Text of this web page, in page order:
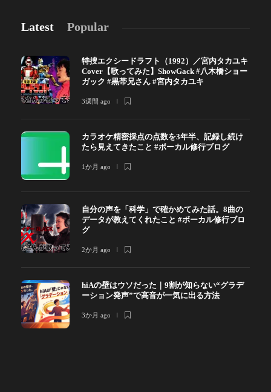
Latest Popular
特捜エクシードラフト（1992）／宮内タカユキ
Cover【歌ってみた】ShowGack #八木橋ショー
ガック #黒帯兄さん #宮内タカユキ
3週間 ago
カラオケ精密採点の点数を3年半、記録し続け
たら見えてきたこと #ボーカル修行ブログ
1か月 ago
自分の声を「科学」で確かめてみた話。8曲の
データが教えてくれたこと #ボーカル修行ブロ
グ
2か月 ago
hiAの壁はウソだった｜9割が知らない“グラデ
ーション発声”で高音が一気に出る方法
3か月 ago